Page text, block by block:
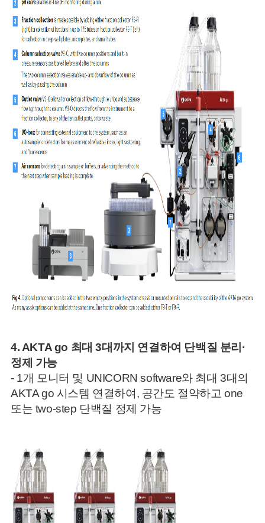
4. AKTA go 최대 3대까지 연결하여 단백질 분리·
정제 가능
- 1개 모니터 및 UNICORN software와 최대 3대의
AKTA go 시스템 연결하여, 공간도 절약하고 one
또는 two-step 단백질 정제 가능